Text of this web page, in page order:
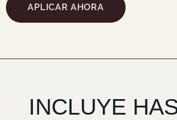
APLICAR AHORA
INCLUYE